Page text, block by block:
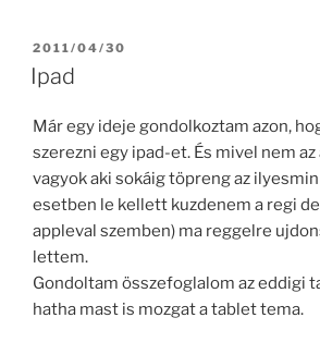
POSTED
ON
2011/04/30
Ipad
Már egy ideje gondolkoztam azon,
szerezni egy ipad-et. És mivel nem
vagyok aki sokáig töpreng az
esetben le kellett kuzdenem a regi
appleval szemben) ma reggelre
lettem.
Gondoltam összefoglalom az eddigi
hatha mast is mozgat a tablet tema.